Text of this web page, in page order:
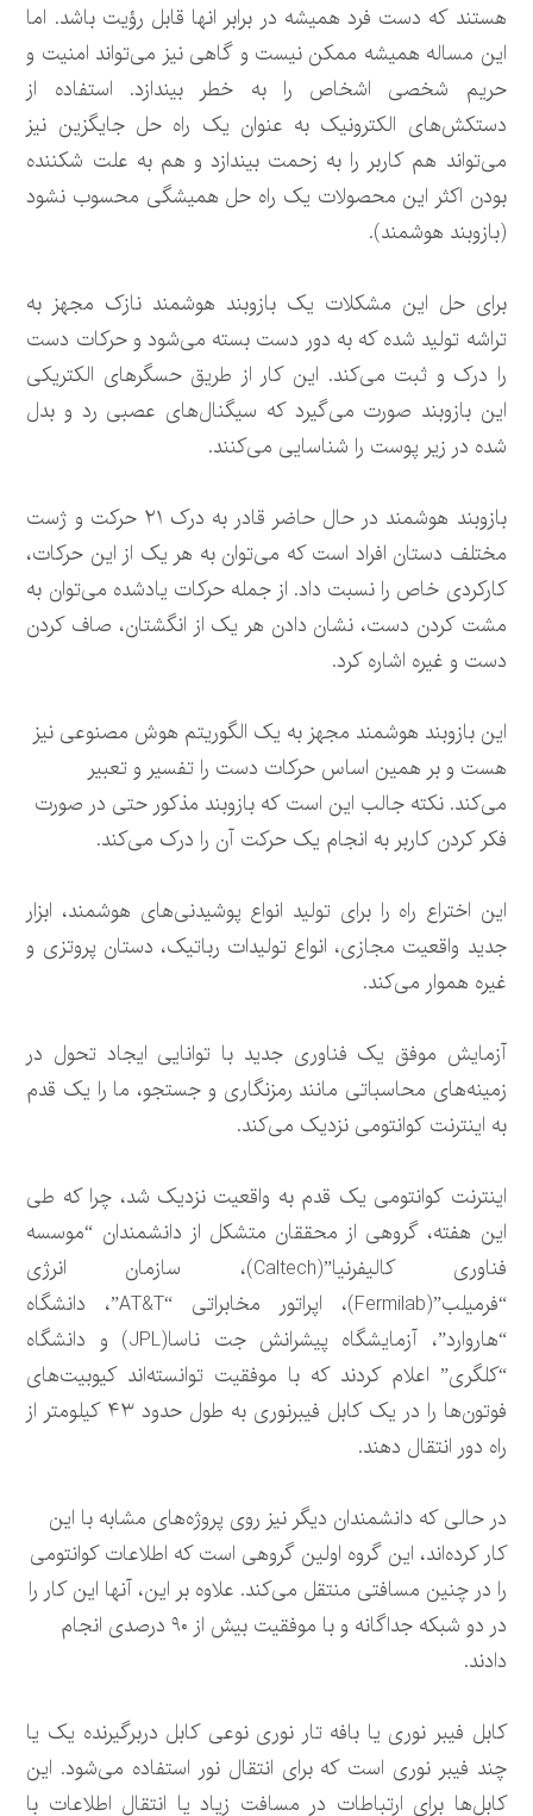
هستند که دست فرد همیشه در برابر انها قابل رؤیت باشد. اما
این مساله همیشه ممکن نیست و گاهی نیز می‌تواند امنیت و
حریم شخصی اشخاص را به خطر بیندازد. استفاده از
دستکش‌های الکترونیک به عنوان یک راه حل جایگزین نیز
می‌تواند هم کاربر را به زحمت بیندازد و هم به علت شکننده
بودن اکثر این محصولات یک راه حل همیشگی محسوب نشود
(بازوبند هوشمند).
برای حل این مشکلات یک بازوبند هوشمند نازک مجهز به
تراشه تولید شده که به دور دست بسته می‌شود و حرکات دست
را درک و ثبت می‌کند. این کار از طریق حسگرهای الکتریکی
این بازوبند صورت می‌گیرد که سیگنال‌های عصبی رد و بدل
شده در زیر پوست را شناسایی می‌کنند.
بازوبند هوشمند در حال حاضر قادر به درک ۲۱ حرکت و ژست
مختلف دستان افراد است که می‌توان به هر یک از این حرکات،
کارکردی خاص را نسبت داد. از جمله حرکات یادشده می‌توان به
مشت کردن دست، نشان دادن هر یک از انگشتان، صاف کردن
دست و غیره اشاره کرد.
این بازوبند هوشمند مجهز به یک الگوریتم هوش مصنوعی نیز
هست و بر همین اساس حرکات دست را تفسیر و تعبیر
می‌کند. نکته جالب این است که بازوبند مذکور حتی در صورت
فکر کردن کاربر به انجام یک حرکت آن را درک می‌کند.
این اختراع راه را برای تولید انواع پوشیدنی‌های هوشمند، ابزار
جدید واقعیت مجازی، انواع تولیدات رباتیک، دستان پروتزی و
غیره هموار می‌کند.
آزمایش موفق یک فناوری جدید با توانایی ایجاد تحول در
زمینه‌های محاسباتی مانند رمزنگاری و جستجو، ما را یک قدم
به اینترنت کوانتومی نزدیک می‌کند.
اینترنت کوانتومی یک قدم به واقعیت نزدیک شد، چرا که طی
این هفته، گروهی از محققان متشکل از دانشمندان “موسسه
فناوری کالیفرنیا”(Caltech)، سازمان انرژی
“فرمیلب”(Fermilab)، اپراتور مخابراتی “AT&T”، دانشگاه
“هاروارد”، آزمایشگاه پیشرانش جت ناسا(JPL) و دانشگاه
“کلگری” اعلام کردند که با موفقیت توانسته‌اند کیوبیت‌های
فوتون‌ها را در یک کابل فیبرنوری به طول حدود ۴۳ کیلومتر از
راه دور انتقال دهند.
در حالی که دانشمندان دیگر نیز روی پروژه‌های مشابه با این
کار کرده‌اند، این گروه اولین گروهی است که اطلاعات کوانتومی
را در چنین مسافتی منتقل می‌کند. علاوه بر این، آنها این کار را
در دو شبکه جداگانه و با موفقیت بیش از ۹۰ درصدی انجام
دادند.
کابل فیبر نوری یا بافه تار نوری نوعی کابل دربرگیرنده یک یا
چند فیبر نوری است که برای انتقال نور استفاده می‌شود. این
کابل‌ها برای ارتباطات در مسافت زیاد یا انتقال اطلاعات با